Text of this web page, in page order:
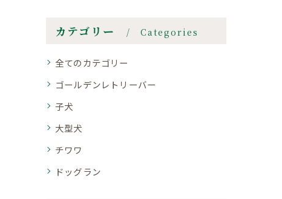
カテゴリー Categories
全てのカテゴリー
ゴールデンレトリーバー
子犬
大型犬
チワワ
ドッグラン